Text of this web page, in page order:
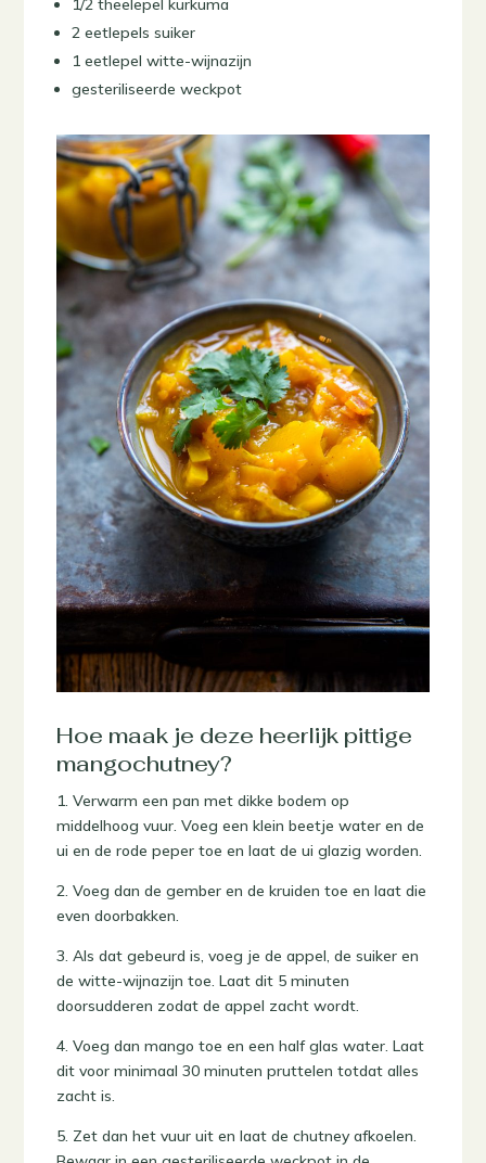
1/2 theelepel kurkuma
2 eetlepels suiker
1 eetlepel witte-wijnazijn
gesteriliseerde weckpot
Hoe maak je deze heerlijk pittige
mangochutney?
1. Verwarm een pan met dikke bodem op
middelhoog vuur. Voeg een klein beetje water en de
ui en de rode peper toe en laat de ui glazig worden.
2. Voeg dan de gember en de kruiden toe en laat die
even doorbakken.
3. Als dat gebeurd is, voeg je de appel, de suiker en
de witte-wijnazijn toe. Laat dit 5 minuten
doorsudderen zodat de appel zacht wordt.
4. Voeg dan mango toe en een half glas water. Laat
dit voor minimaal 30 minuten pruttelen totdat alles
zacht is.
5. Zet dan het vuur uit en laat de chutney afkoelen.